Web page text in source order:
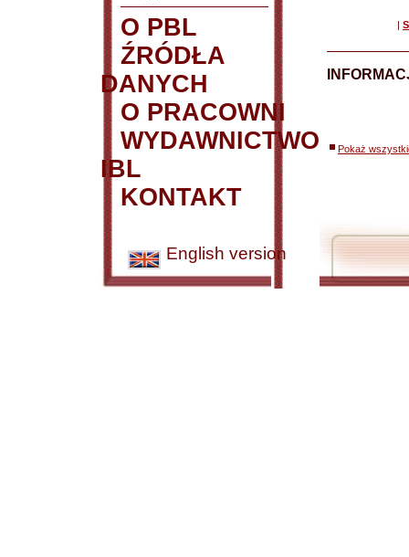
O PBL
ŹRÓDŁA
DANYCH
O PRACOWNI
WYDAWNICTWO
IBL
KONTAKT
English version
|
Pokaż